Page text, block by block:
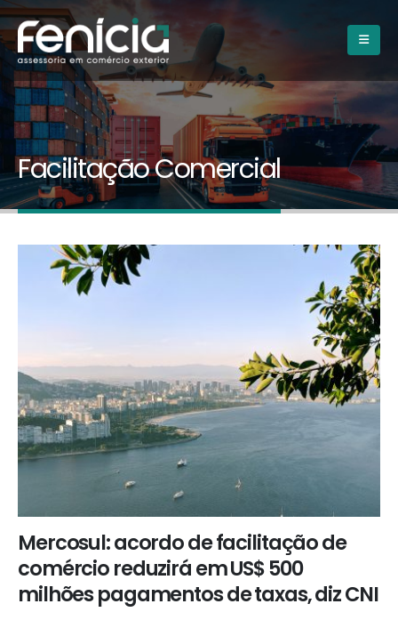
Facilitação Comercial
Mercosul: acordo de facilitação de
comércio reduzirá em US$ 500
milhões pagamentos de taxas, diz CNI